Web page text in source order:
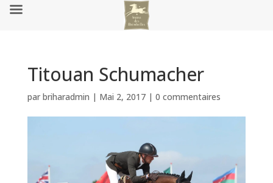
Titouan Schumacher
par briharadmin | Mai 2, 2017| 0 commentaires